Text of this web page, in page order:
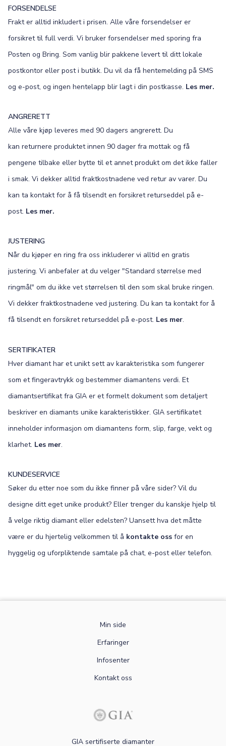
FORSENDELSE
Frakt er alltid inkludert i prisen. Alle våre forsendelser er
forsikret til full verdi. Vi bruker forsendelser med sporing fra
Posten og Bring. Som vanlig blir pakkene levert til ditt lokale
postkontor eller post i butikk. Du vil da få hentemelding på SMS
og e-post, og ingen hentelapp blir lagt i din postkasse. Les mer.
ANGRERETT
Alle våre kjøp leveres med 90 dagers angrerett. Du
kan returnere produktet innen 90 dager fra mottak og få
pengene tilbake eller bytte til et annet produkt om det ikke faller
i smak. Vi dekker alltid fraktkostnadene ved retur av varer. Du
kan ta kontakt for å få tilsendt en forsikret returseddel på e-
post. Les mer.
JUSTERING
Når du kjøper en ring fra oss inkluderer vi alltid en gratis
justering. Vi anbefaler at du velger "Standard størrelse med
ringmål" om du ikke vet størrelsen til den som skal bruke ringen.
Vi dekker fraktkostnadene ved justering. Du kan ta kontakt for å
få tilsendt en forsikret returseddel på e-post. Les mer.
SERTIFIKATER
Hver diamant har et unikt sett av karakteristika som fungerer
som et fingeravtrykk og bestemmer diamantens verdi. Et
diamantsertifikat fra GIA er et formelt dokument som detaljert
beskriver en diamants unike karakteristikker. GIA sertifikatet
inneholder informasjon om diamantens form, slip, farge, vekt og
klarhet. Les mer.
KUNDESERVICE
Søker du etter noe som du ikke finner på våre sider? Vil du
designe ditt eget unike produkt? Eller trenger du kanskje hjelp til
å velge riktig diamant eller edelsten? Uansett hva det måtte
være er du hjertelig velkommen til å kontakte oss for en
hyggelig og uforpliktende samtale på chat, e-post eller telefon.
Min side
Erfaringer
Infosenter
Kontakt oss
GIA sertifiserte diamanter